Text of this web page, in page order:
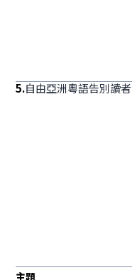
5.自由亞洲粵語告別讀者
主題